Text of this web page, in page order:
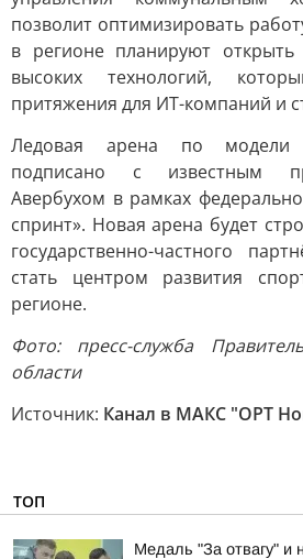
позволит оптимизировать
в регионе планируют
высоких технологий,
притяжения для ИТ-компаний и
Ледовая арена по модели
подписано с известным
Авербухом в рамках
спринт». Новая арена будет
государственно-частного
стать центром развития
регионе.
Фото: пресс-служба
области
Источник: Канал в МАКС "ОРТ
ТОП
Медаль "За отвагу" и